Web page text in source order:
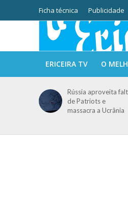
Ficha técnica Publicidade
ERICEIRA TV O
Rússia aproveita
de Patriots e
massacra a Ucrânia